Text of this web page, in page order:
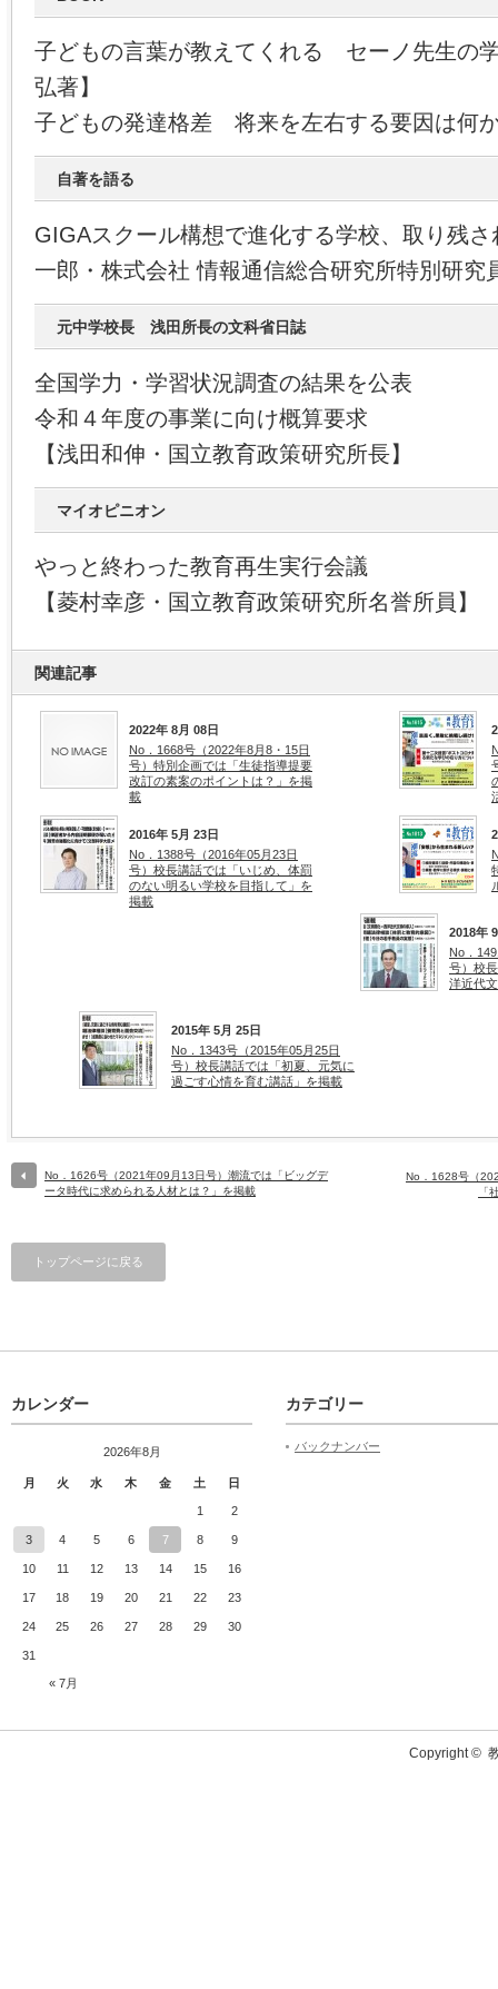
子どもの言葉が教えてくれる セーノ先生の
弘著】
子どもの発達格差 将来を左右する要因は何
自著を語る
GIGAスクール構想で進化する学校、取り残
一郎・株式会社 情報通信総合研究所特別研究
元中学校長 浅田所長の文科省日誌
全国学力・学習状況調査の結果を公表
令和４年度の事業に向け概算要求
【浅田和伸・国立教育政策研究所長】
マイオピニオン
やっと終わった教育再生実行会議
【菱村幸彦・国立教育政策研究所名誉所員】
関連記事
2022年 8月 08日
No．1668号（2022年8月8・15日
号）特別企画では「生徒指導提要
改訂の素案のポイントは？」を掲
載
2016年 5月 23日
No．1388号（2016年05月23日
号）校長講話では「いじめ、体罰
のない明るい学校を目指して」を
掲載
2018年
No．
号）校
洋近代
2015年 5月 25日
No．1343号（2015年05月25日
号）校長講話では「初夏、元気に
過ごす心情を育む講話」を掲載
No．1626号（2021年09月13日号）潮流では「ビッグデ
ータ時代に求められる人材とは？」を掲載
No．1628号（
「
トップページに戻る
カレンダー
2026年8月
月 火 水 木 金 土 日
« 7月
1 2
3 4 5 6 7 8 9
10 11 12 13 14 15 16
17 18 19 20 21 22 23
24 25 26 27 28 29 30
31
カテゴリー
バックナンバー
Copyright ©